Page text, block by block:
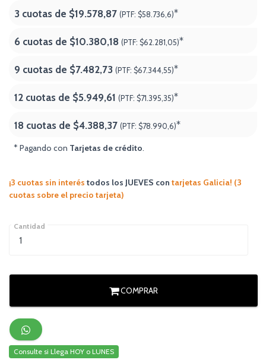
3 cuotas de $19.578,87 (PTF: $58.736,6)*
6 cuotas de $10.380,18 (PTF: $62.281,05)*
9 cuotas de $7.482,73 (PTF: $67.344,55)*
12 cuotas de $5.949,61 (PTF: $71.395,35)*
18 cuotas de $4.388,37 (PTF: $78.990,6)*
* Pagando con Tarjetas de crédito.
¡3 cuotas sin interés todos los JUEVES con tarjetas Galicia! (3
cuotas sobre el precio tarjeta)
Cantidad
COMPRAR
Consulte si Llega HOY o LUNES